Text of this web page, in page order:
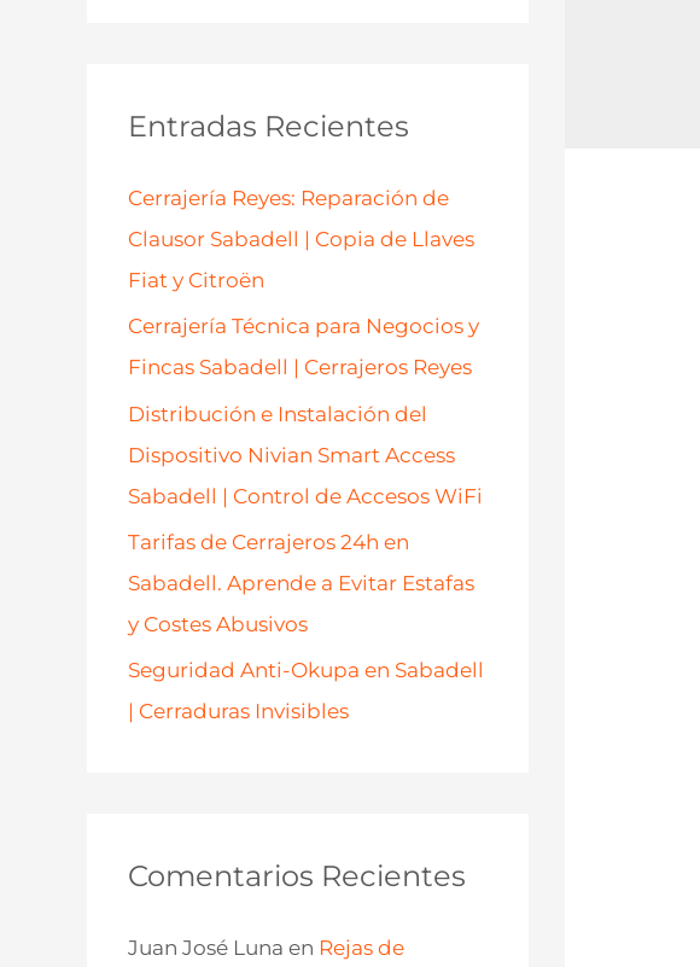
rEntradas Recientes
Cerrajería Reyes: Reparación de
Clausor Sabadell | Copia de Llaves
Fiat y Citroën
Cerrajería Técnica para Negocios y
Fincas Sabadell | Cerrajeros Reyes
Distribución e Instalación del
Dispositivo Nivian Smart Access
Sabadell | Control de Accesos WiFi
Tarifas de Cerrajeros 24h en
Sabadell. Aprende a Evitar Estafas
y Costes Abusivos
Seguridad Anti-Okupa en Sabadell
| Cerraduras Invisibles
Comentarios Recientes
Juan José Luna en Rejas de